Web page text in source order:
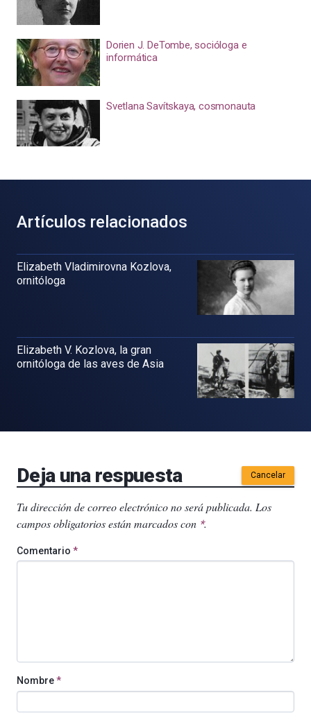
Dorien J. DeTombe, socióloga e
informática
Svetlana Savítskaya, cosmonauta
Artículos relacionados
Elizabeth Vladimirovna Kozlova,
ornitóloga
Elizabeth V. Kozlova, la gran
ornitóloga de las aves de Asia
Deja una respuesta Cancelar
Tu dirección de correo electrónico no será publicada. Los
campos obligatorios están marcados con *.
Comentario *
Nombre*